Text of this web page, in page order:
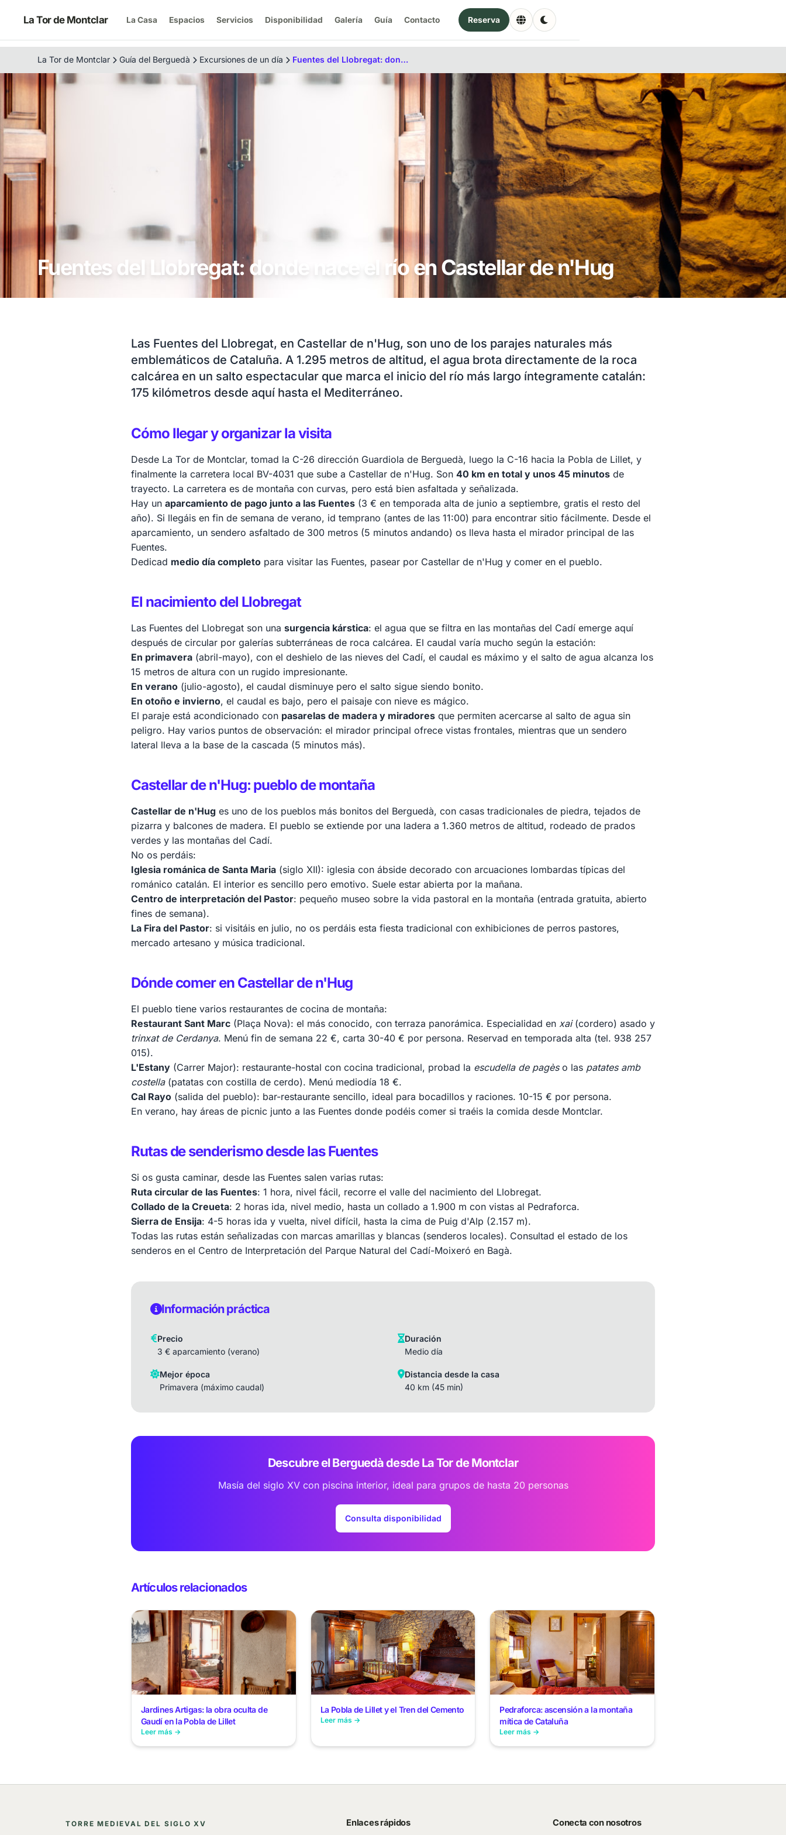
La Tor de Montclar La Casa Espacios Servicios Disponibilidad Galería Guía Contacto Reserva
La Tor de Montclar Guía del Berguedà Excursiones de un día Fuentes del Llobregat: donde nace el río en Castellar de n'Hug
Fuentes del Llobregat: donde nace el río en Castellar de n'Hug
Las Fuentes del Llobregat, en Castellar de n'Hug, son uno de los parajes naturales más
emblemáticos de Cataluña. A 1.295 metros de altitud, el agua brota directamente de la roca
calcárea en un salto espectacular que marca el inicio del río más largo íntegramente catalán:
175 kilómetros desde aquí hasta el Mediterráneo.
Cómo llegar y organizar la visita
Desde La Tor de Montclar, tomad la C-26 dirección Guardiola de Berguedà, luego la C-16 hacia la Pobla de Lillet, y
finalmente la carretera local BV-4031 que sube a Castellar de n'Hug. Son 40 km en total y unos 45 minutos de
trayecto. La carretera es de montaña con curvas, pero está bien asfaltada y señalizada.
Hay un aparcamiento de pago junto a las Fuentes (3 € en temporada alta de junio a septiembre, gratis el resto del
año). Si llegáis en fin de semana de verano, id temprano (antes de las 11:00) para encontrar sitio fácilmente. Desde el
aparcamiento, un sendero asfaltado de 300 metros (5 minutos andando) os lleva hasta el mirador principal de las
Fuentes.
Dedicad medio día completo para visitar las Fuentes, pasear por Castellar de n'Hug y comer en el pueblo.
El nacimiento del Llobregat
Las Fuentes del Llobregat son una surgencia kárstica: el agua que se filtra en las montañas del Cadí emerge aquí
después de circular por galerías subterráneas de roca calcárea. El caudal varía mucho según la estación:
En primavera (abril-mayo), con el deshielo de las nieves del Cadí, el caudal es máximo y el salto de agua alcanza los
15 metros de altura con un rugido impresionante.
En verano (julio-agosto), el caudal disminuye pero el salto sigue siendo bonito.
En otoño e invierno, el caudal es bajo, pero el paisaje con nieve es mágico.
El paraje está acondicionado con pasarelas de madera y miradores que permiten acercarse al salto de agua sin
peligro. Hay varios puntos de observación: el mirador principal ofrece vistas frontales, mientras que un sendero
lateral lleva a la base de la cascada (5 minutos más).
Castellar de n'Hug: pueblo de montaña
Castellar de n'Hug es uno de los pueblos más bonitos del Berguedà, con casas tradicionales de piedra, tejados de
pizarra y balcones de madera. El pueblo se extiende por una ladera a 1.360 metros de altitud, rodeado de prados
verdes y las montañas del Cadí.
No os perdáis:
Iglesia románica de Santa Maria (siglo XII): iglesia con ábside decorado con arcuaciones lombardas típicas del
románico catalán. El interior es sencillo pero emotivo. Suele estar abierta por la mañana.
Centro de interpretación del Pastor: pequeño museo sobre la vida pastoral en la montaña (entrada gratuita, abierto
fines de semana).
La Fira del Pastor: si visitáis en julio, no os perdáis esta fiesta tradicional con exhibiciones de perros pastores,
mercado artesano y música tradicional.
Dónde comer en Castellar de n'Hug
El pueblo tiene varios restaurantes de cocina de montaña:
Restaurant Sant Marc (Plaça Nova): el más conocido, con terraza panorámica. Especialidad en xai(cordero) asado y
trinxat de Cerdanya. Menú fin de semana 22 €, carta 30-40 € por persona. Reservad en temporada alta (tel. 938 257
015).
L'Estany (Carrer Major): restaurante-hostal con cocina tradicional, probad la escudella de pagèso las patates amb
costella(patatas con costilla de cerdo). Menú mediodía 18 €.
Cal Rayo (salida del pueblo): bar-restaurante sencillo, ideal para bocadillos y raciones. 10-15 € por persona.
En verano, hay áreas de picnic junto a las Fuentes donde podéis comer si traéis la comida desde Montclar.
Rutas de senderismo desde las Fuentes
Si os gusta caminar, desde las Fuentes salen varias rutas:
Ruta circular de las Fuentes: 1 hora, nivel fácil, recorre el valle del nacimiento del Llobregat.
Collado de la Creueta: 2 horas ida, nivel medio, hasta un collado a 1.900 m con vistas al Pedraforca.
Sierra de Ensija: 4-5 horas ida y vuelta, nivel difícil, hasta la cima de Puig d'Alp (2.157 m).
Todas las rutas están señalizadas con marcas amarillas y blancas (senderos locales). Consultad el estado de los
senderos en el Centro de Interpretación del Parque Natural del Cadí-Moixeró en Bagà.
Información práctica
Precio
3 € aparcamiento (verano)
Duración
Medio día
Mejor época
Primavera (máximo caudal)
Distancia desde la casa
40 km (45 min)
Descubre el Berguedà desde La Tor de Montclar
Masía del siglo XV con piscina interior, ideal para grupos de hasta 20 personas
Consulta disponibilidad
Artículos relacionados
Jardines Artigas: la obra oculta de
Gaudí en la Pobla de Lillet
Leer más →
La Pobla de Lillet y el Tren del Cemento
Leer más →
Pedraforca: ascensión a la montaña
mítica de Cataluña
Leer más →
TORRE MEDIEVAL DEL SIGLO XV Enlaces rápidos Conecta con nosotros